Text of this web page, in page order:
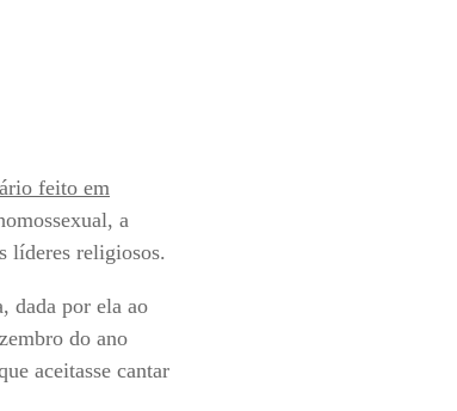
feito em
a
líderes religiosos.
dada por ela ao
do ano
aceitasse cantar